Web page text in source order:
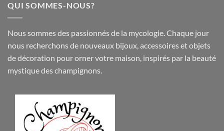
QUI SOMMES-NOUS?
Nous sommes des passionnés de la mycologie. Chaque jour
nous recherchons de nouveaux bijoux,accessoireset objets
dedécoration pour orner votre maison, inspirés par la beauté
mystique des champignons.